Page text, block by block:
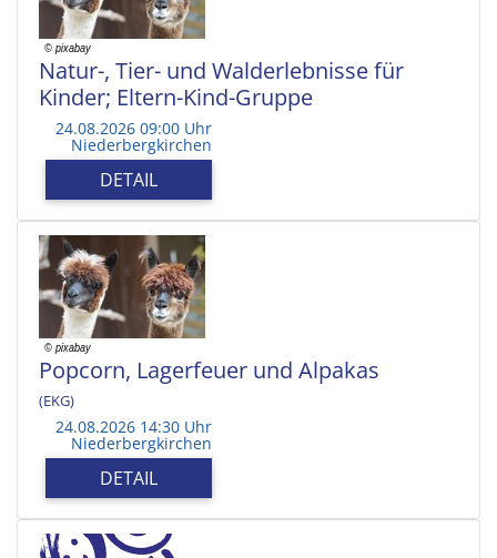
Natur-, Tier- und Walderlebnisse für
Kinder; Eltern-Kind-Gruppe
24.08.2026 09:00 Uhr
Niederbergkirchen
DETAIL
Popcorn, Lagerfeuer und Alpakas
(EKG)
24.08.2026 14:30 Uhr
Niederbergkirchen
DETAIL